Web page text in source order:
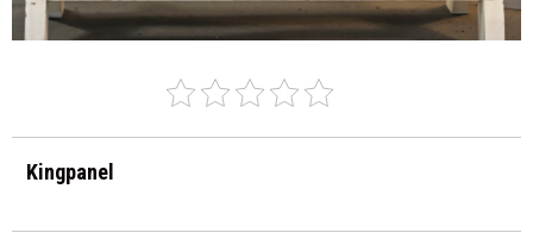
Kingpanel